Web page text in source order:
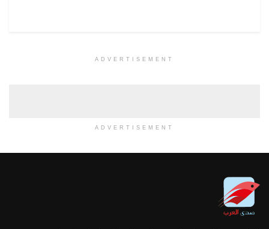
ADVERTISEMENT
ADVERTISEMENT